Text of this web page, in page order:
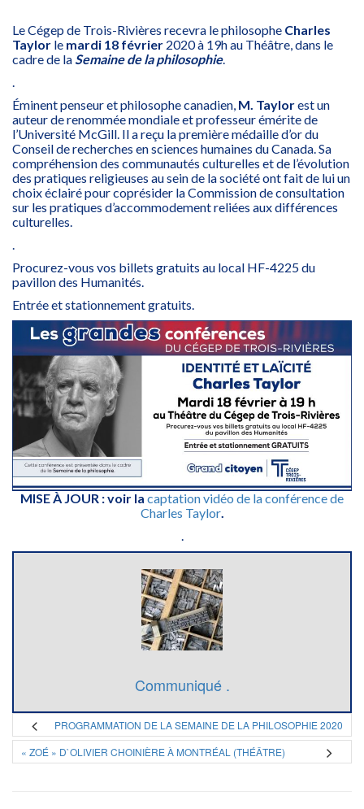
Le Cégep de Trois-Rivières recevra le philosophe Charles
Taylor le mardi 18 février 2020 à 19h au Théâtre, dans le
cadre de laSemaine de la philosophie.
.
Éminent penseur et philosophe canadien, M. Taylorest un
auteur de renommée mondiale et professeur émérite de
l’Université McGill. Il a reçu la première médaille d’or du
Conseil de recherches en sciences humaines du Canada. Sa
compréhension des communautés culturelles et de l’évolution
des pratiques religieuses au sein de la société ont fait de lui un
choix éclairé pour coprésider la Commission de consultation
sur les pratiques d’accommodement reliées aux différences
culturelles.
.
Procurez-vous vos billets gratuits au local HF-4225 du
pavillon des Humanités.
Entrée et stationnement gratuits.
MISE À JOUR : voir la captation vidéo de la conférence de
Charles Taylor.
.
Communiqué .
PROGRAMMATION DE LA SEMAINE DE LA PHILOSOPHIE 2020
« ZOÉ » D`OLIVIER CHOINIÈRE À MONTRÉAL (THÉÂTRE)